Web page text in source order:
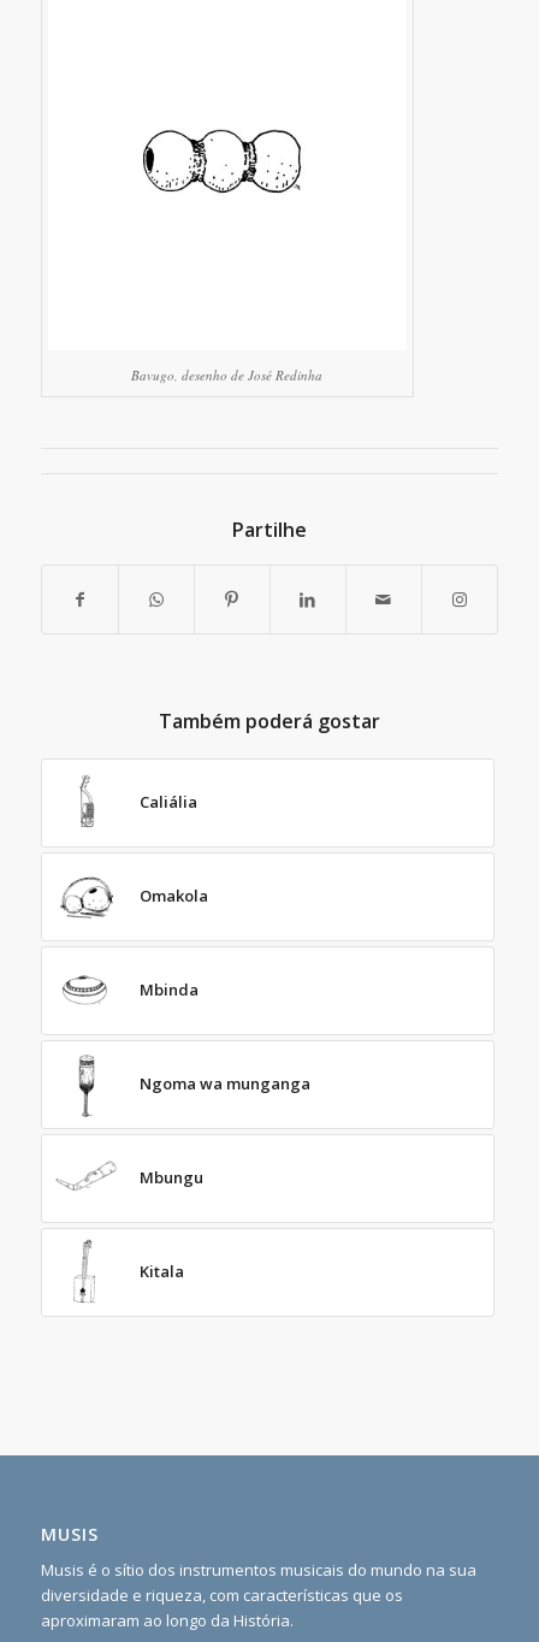
Bavugo, desenho de José Redinha
Partilhe
Também poderá gostar
Caliália
Omakola
Mbinda
Ngoma wa munganga
Mbungu
Kitala
MUSIS
Musis é o sítio dos instrumentos musicais do mundo na sua
diversidade e riqueza, com características que os
aproximaram ao longo da História.